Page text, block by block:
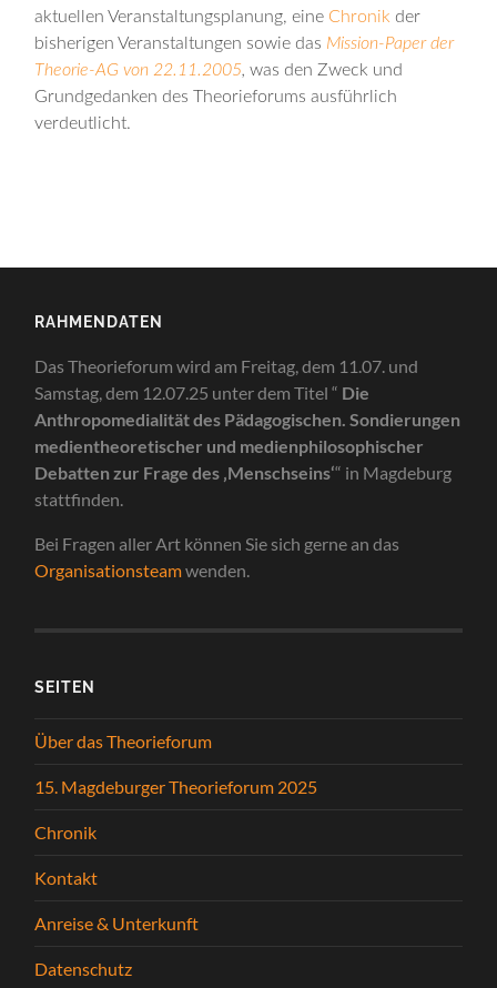
aktuellen Veranstaltungsplanung, eine Chronik der
bisherigen Veranstaltungen sowie das Mission-Paper der
Theorie-AG von 22.11.2005,was den Zweck und
Grundgedanken des Theorieforums ausführlich
verdeutlicht.
RAHMENDATEN
Das Theorieforum wird am Freitag, dem 11.07. und
Samstag, dem 12.07.25 unter dem Titel “ Die
Anthropomedialität des Pädagogischen. Sondierungen
medientheoretischer und medienphilosophischer
Debatten zur Frage des ‚Menschseins‘“ in Magdeburg
stattfinden.
Bei Fragen aller Art können Sie sich gerne an das
Organisationsteamwenden.
SEITEN
Über das Theorieforum
15. Magdeburger Theorieforum 2025
Chronik
Kontakt
Anreise & Unterkunft
Datenschutz